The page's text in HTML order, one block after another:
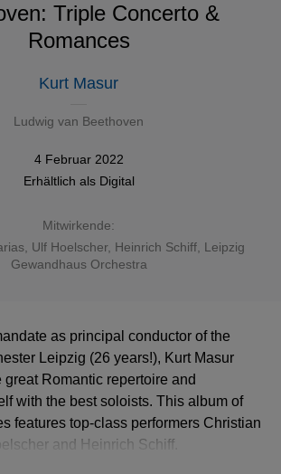
Triple Concerto &
Romances
Kurt Masur
Ludwig van Beethoven
4 Februar 2022
Erhältlich als Digital
Mitwirkende:
Ulf Hoelscher, Heinrich Schiff, Leipzig
Gewandhaus Orchestra
as principal conductor of the
Leipzig (26 years!), Kurt Masur
Romantic repertoire and
with the best soloists. This album of
features top-class performers Christian
and Heinrich Schiff.